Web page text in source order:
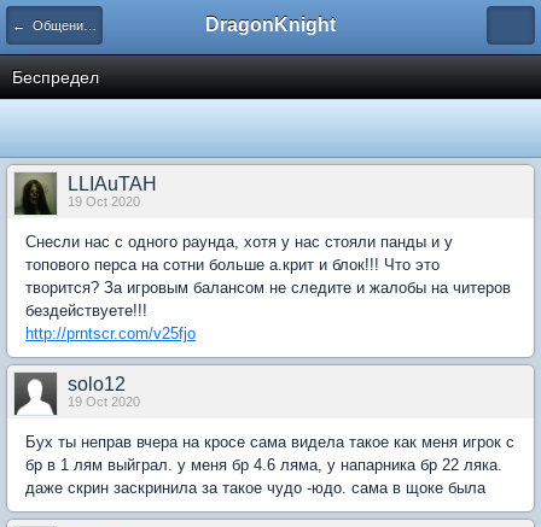
← Общение на любые темы DragonKnight
Беспредел
LLIAuTAH
19 Oct 2020
Снесли нас с одного раунда, хотя у нас стояли панды и у
топового перса на сотни больше а.крит и блок!!! Что это
творится? За игровым балансом не следите и жалобы на читеров
бездействуете!!!
http://prntscr.com/v25fjo
solo12
19 Oct 2020
Бух ты неправ вчера на кросе сама видела такое как меня игрок с
бр в 1 лям выйграл. у меня бр 4.6 ляма, у напарника бр 22 ляка.
даже скрин заскринила за такое чудо -юдо. сама в щоке была